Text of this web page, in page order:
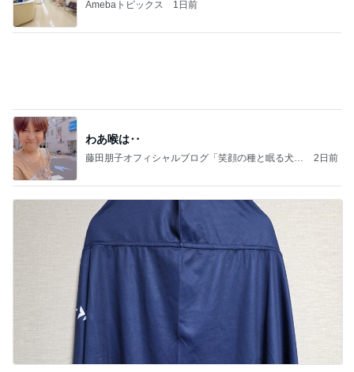
びっくりするほど涼しい冷感ポンチョ